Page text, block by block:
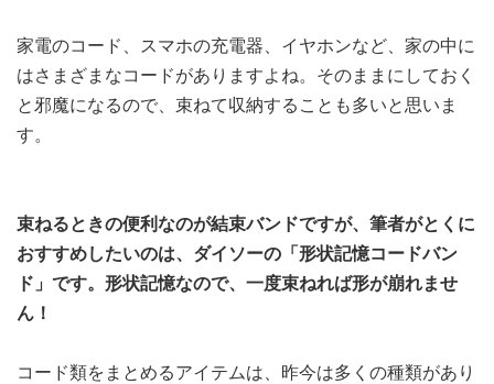
家電のコード、スマホの充電器、イヤホンなど、家の中に
はさまざまなコードがありますよね。そのままにしておく
と邪魔になるので、束ねて収納することも多いと思いま
す。
束ねるときの便利なのが結束バンドですが、筆者がとくに
おすすめしたいのは、ダイソーの「形状記憶コードバン
ド」です。形状記憶なので、一度束ねれば形が崩れませ
ん！
コード類をまとめるアイテムは、昨今は多くの種類があり